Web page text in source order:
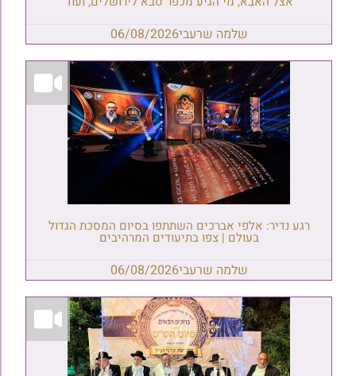
שלמה שרעבי06/08/2026
רגע נדיר: אלפי אברכים השתתפו בסיום המסכת הגדול
בעולם | צפו בתיעודים המרהיבים
שלמה שרעבי06/08/2026